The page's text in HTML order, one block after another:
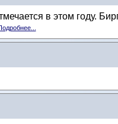
в этом году.